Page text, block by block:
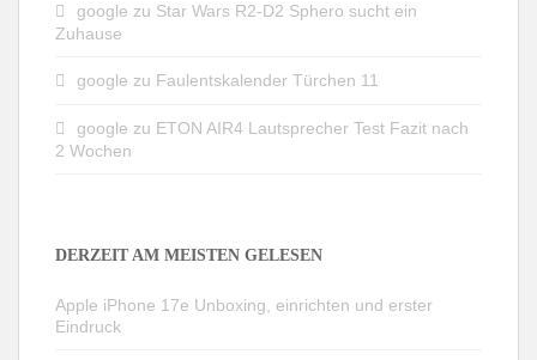
google zu Star Wars R2-D2 Sphero sucht ein
Zuhause
google zu Faulentskalender Türchen 11
google zu ETON AIR4 Lautsprecher Test Fazit nach
2 Wochen
DERZEIT AM MEISTEN GELESEN
Apple iPhone 17e Unboxing, einrichten und erster
Eindruck